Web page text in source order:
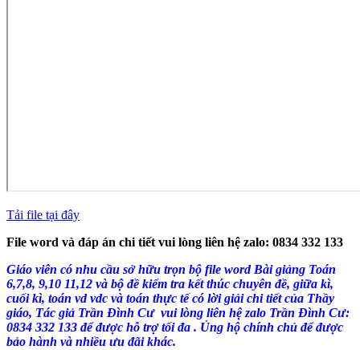
Tải file tại đây
File word và đáp án chi tiết vui lòng liên hệ zalo: 0834 332 133
Giáo viên có nhu cầu sở hữu trọn bộ file word Bài giảng Toán
6,7,8, 9,10 11,12 và bộ đề kiểm tra kết thúc chuyên đề, giữa kì,
cuối kì, toán vd vdc và toán thực tế có lời giải chi tiết của Thầy
giáo, Tác giả Trần Đình Cư vui lòng liên hệ zalo Trần Đình Cư:
0834 332 133 để được hỗ trợ tối đa . Ủng hộ chính chủ để được
bảo hành và nhiều ưu đãi khác.